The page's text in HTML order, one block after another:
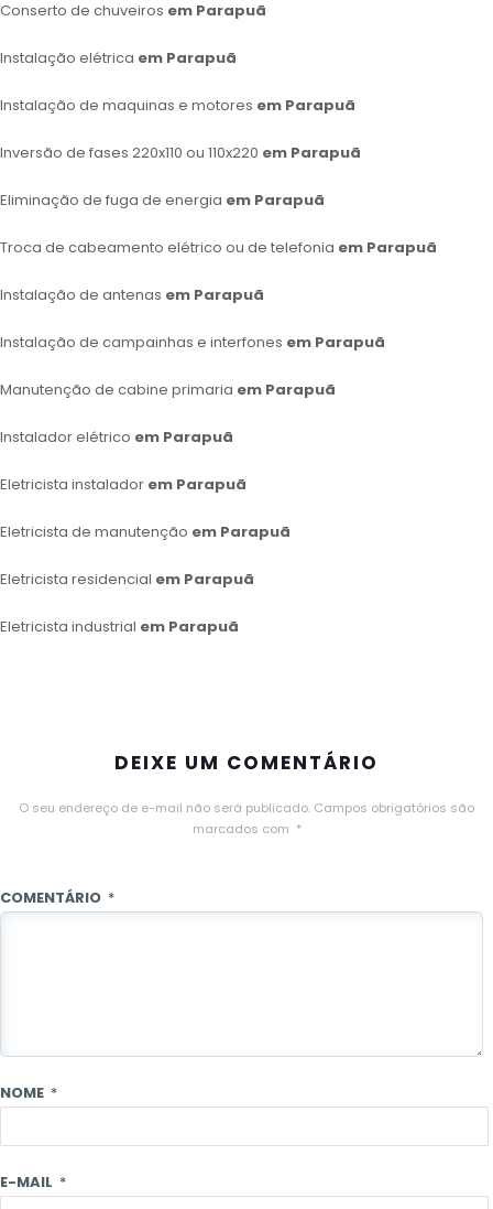
Conserto de chuveiros em Parapuã
Instalação elétrica em Parapuã
Instalação de maquinas e motores em Parapuã
Inversão de fases 220x110 ou 110x220 em Parapuã
Eliminação de fuga de energia em Parapuã
Troca de cabeamento elétrico ou de telefonia em Parapuã
Instalação de antenas em Parapuã
Instalação de campainhas e interfones em Parapuã
Manutenção de cabine primaria em Parapuã
Instalador elétrico em Parapuã
Eletricista instalador em Parapuã
Eletricista de manutenção em Parapuã
Eletricista residencial em Parapuã
Eletricista industrial em Parapuã
DEIXE UM COMENTÁRIO
O seu endereço de e-mail não será publicado. Campos obrigatórios são
marcados com *
COMENTÁRIO *
NOME *
E-MAIL *